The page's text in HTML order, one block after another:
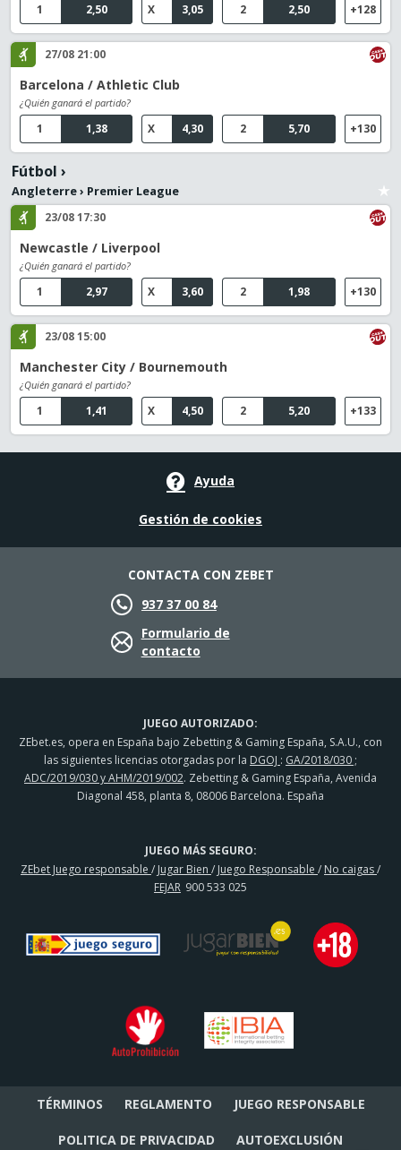
2,50
1 3,05
X 2,50
2 +128
27/08 21:00
Barcelona / Athletic Club
¿Quién ganará el partido?
1,38
1 4,30
X 5,70
2 +130
Fútbol ›
Angleterre› Premier League
23/08 17:30
Newcastle / Liverpool
¿Quién ganará el partido?
2,97
1 3,60
X 1,98
2 +130
23/08 15:00
Manchester City / Bournemouth
¿Quién ganará el partido?
1,41
1 4,50
X 5,20
2 +133
JUEGO AUTORIZADO:
ZEbet.es, opera en España bajo Zebetting & Gaming España, S.A.U., con
las siguientes licencias otorgadas por la DGOJ : GA/2018/030 ;
ADC/2019/030 y AHM/2019/002. Zebetting & Gaming España, Avenida
Diagonal 458, planta 8, 08006 Barcelona. España
JUEGO MÁS SEGURO:
ZEbet Juego responsable / Jugar Bien / Juego Responsable / No caigas/
FEJAR 900 533 025
Ayuda
Gestión de cookies
CONTACTA CON ZEBET
937 37 00 84
Formulario de
contacto
TÉRMINOS REGLAMENTO JUEGO RESPONSABLE
POLITICA DE PRIVACIDAD AUTOEXCLUSIÓN